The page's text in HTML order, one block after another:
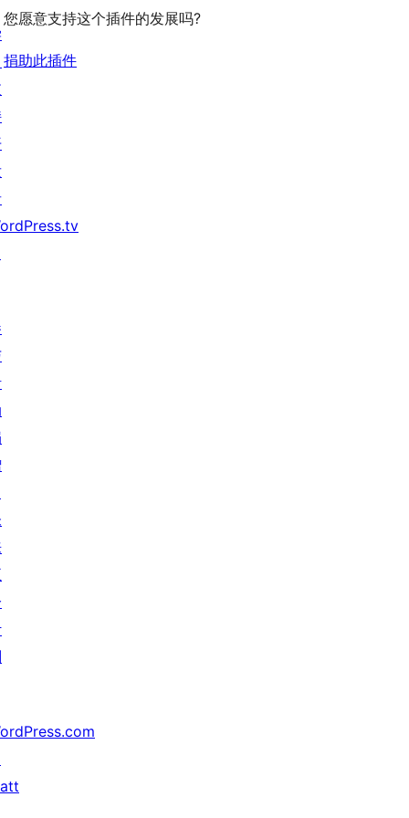
您愿意支持这个插件的发展吗?
捐助此插件